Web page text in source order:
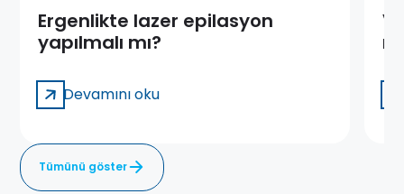
Ergenlikte lazer epilasyon
yapılmalı mı?
Devamını oku
Tümünü göster